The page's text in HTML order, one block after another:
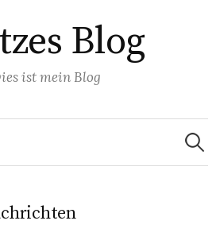
Blog
ist mein Blog
Suchen
nach: